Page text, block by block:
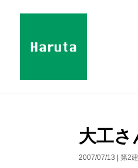
大工さ
2007/07/13 |第2